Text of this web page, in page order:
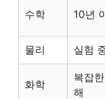
수학 10년
물리 실험
화학
복잡
해